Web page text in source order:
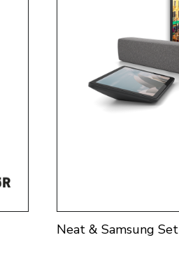
Neat & Samsung Set